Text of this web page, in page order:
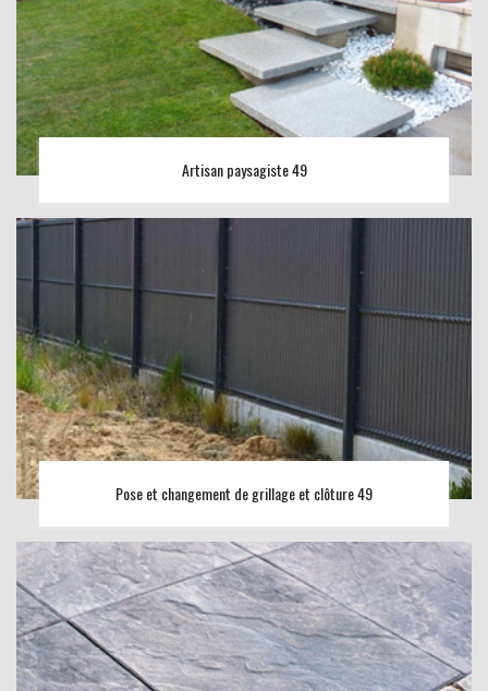
Artisan paysagiste 49
Pose et changement de grillage et clôture 49